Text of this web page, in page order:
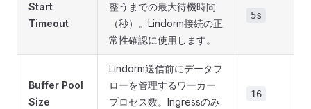
Start
Timeout
整うまでの最大待機時間
（秒）。Lindorm接続の正
常性確認に使用します。
5s
Buffer Pool
Size
Lindorm送信前にデータフ
ローを管理するワーカー
プロセス数。Ingressのみ
16